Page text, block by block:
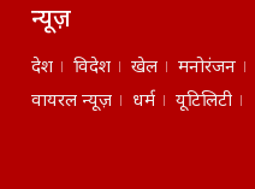
न्यूज़
देश विदेश खेल मनोरंजन
वायरल न्यूज़
धर्म यूटिलिटी